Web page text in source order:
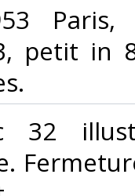
petit in
32